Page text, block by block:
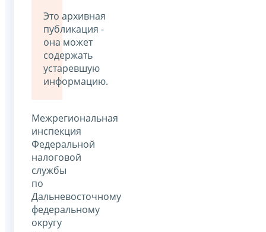
Это архивная
публикация -
она может
содержать
устаревшую
информацию.
Межрегиональная
инспекция
Федеральной
налоговой
службы
по
Дальневосточному
федеральному
округу